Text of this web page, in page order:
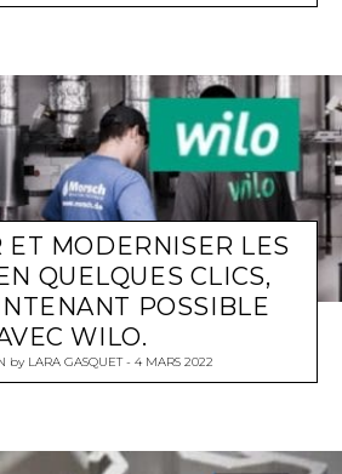
ET MODERNISER LES
QUELQUES CLICS,
POSSIBLE
WILO.
by LARA GASQUET 4 MARS 2022